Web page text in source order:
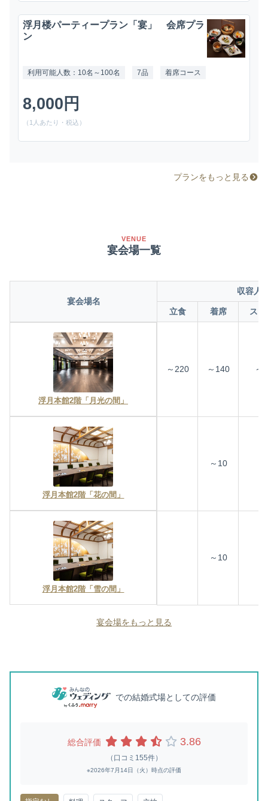
浮月楼パーティープラン「宴」 会席プラ
ン
利用可能人数：10名～100名 7品 着席コース
8,000円
（1人あたり・税込）
プランをもっと見る
VENUE
宴会場一覧
宴会場名
収容人
立食 着席 ス
浮月本館2階「月光の間」
～220 ～140 ～
浮月本館2階「花の間」
～10
浮月本館2階「雪の間」
～10
宴会場をもっと見る
での結婚式場としての評価
総合評価 3.86
（口コミ155件）
※2026年7月14日（火）時点の評価